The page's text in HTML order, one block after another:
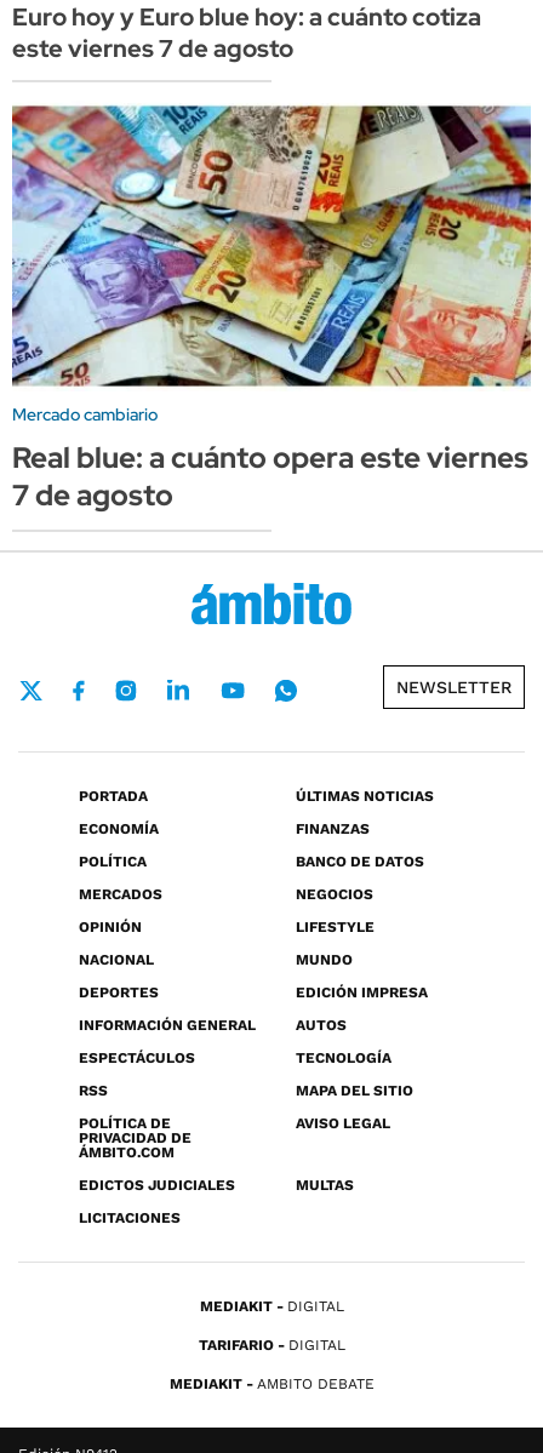
Euro hoy y Euro blue hoy: a cuánto cotiza
este viernes 7 de agosto
Mercado cambiario
Real blue: a cuánto opera este viernes
7 de agosto
NEWSLETTER
PORTADA
ÚLTIMAS NOTICIAS
ECONOMÍA
FINANZAS
POLÍTICA
BANCO DE DATOS
MERCADOS
NEGOCIOS
OPINIÓN
LIFESTYLE
NACIONAL
MUNDO
DEPORTES
EDICIÓN IMPRESA
INFORMACIÓN GENERAL
AUTOS
ESPECTÁCULOS
TECNOLOGÍA
RSS
MAPA DEL SITIO
POLÍTICA DE
PRIVACIDAD DE
ÁMBITO.COM
AVISO LEGAL
EDICTOS JUDICIALES
MULTAS
LICITACIONES
MEDIAKIT DIGITAL
TARIFARIO DIGITAL
MEDIAKIT AMBITO DEBATE